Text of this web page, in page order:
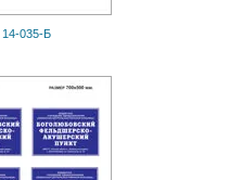
14-035-Б